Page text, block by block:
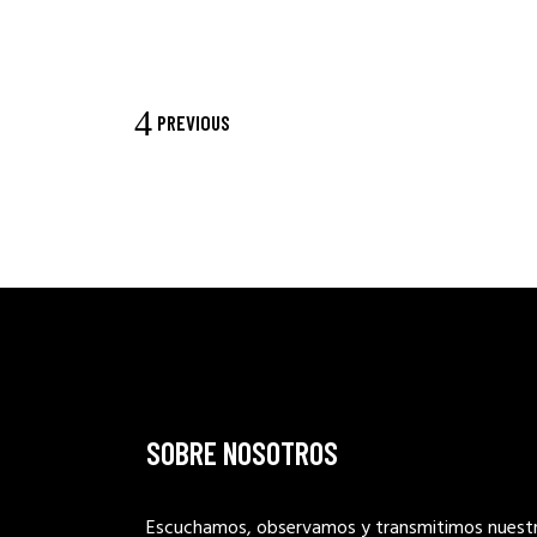
PREVIOUS
SOBRE NOSOTROS
Escuchamos, observamos y transmitimos